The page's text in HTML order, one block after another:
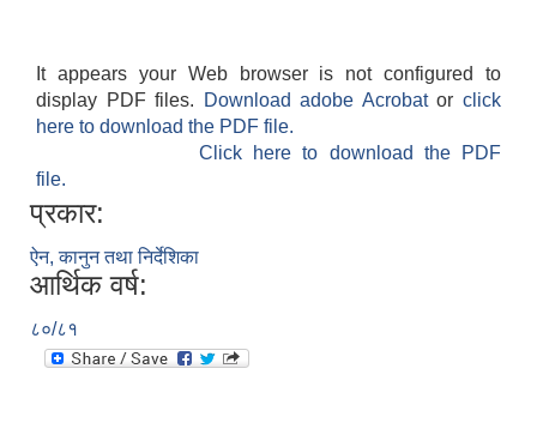
It appears your Web browser is not configured to
display PDF files.
Download adobe Acrobatorclick
here to download the PDF file.
Click here to download the PDF
file.
प्रकार:
ऐन, कानुन तथा निर्देशिका
आर्थिक वर्ष:
८०/८१